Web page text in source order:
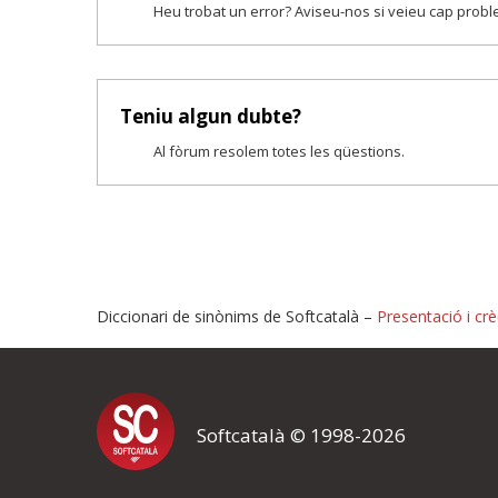
Heu trobat un error? Aviseu-nos si veieu cap
Teniu algun dubte?
Al fòrum resolem totes les qüestions.
Proposeu-nos millores
Si heu trobat un error o voleu proposar alguna millora, ompliu els
proposeu o l'error del qual voleu informar-nos.
Diccionari de sinònims de Softcatalà – Presentació i
Softcatalà © 1998-2026